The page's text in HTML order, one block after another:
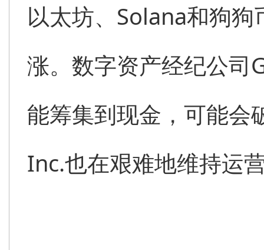
以太坊、Solana和狗
涨。数字资产经纪公司
能筹集到现金，可能会
Inc.也在艰难地维持运